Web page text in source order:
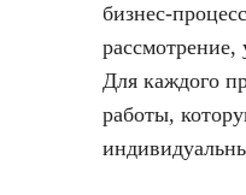
бизнес-
рассмотрение,
Для каждого
работы,